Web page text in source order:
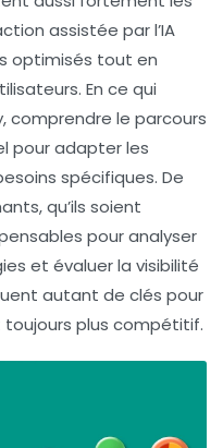
assistée par l’IA
optimisés tout en
En ce qui
, comprendre le parcours
pour adapter les
spécifiques. De
qu’ils soient
pour analyser
et évaluer la visibilité
autant de clés pour
toujours plus compétitif.